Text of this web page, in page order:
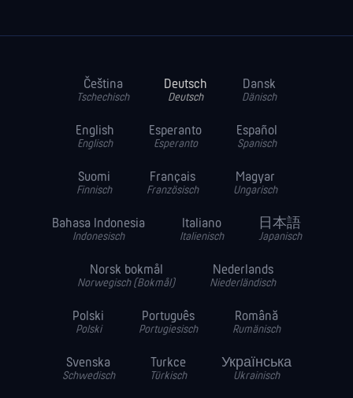
Čeština
Tschechisch
Deutsch
Deutsch
Dansk
Dänisch
English
Englisch
Esperanto
Esperanto
Español
Spanisch
Suomi
Finnisch
Français
Französisch
Magyar
Ungarisch
Bahasa Indonesia
Indonesisch
Italiano
Italienisch
日本語
Japanisch
Norsk bokmål
Norwegisch (Bokmål)
Nederlands
Niederländisch
Polski
Polski
Português
Portugiesisch
Română
Rumänisch
Svenska
Schwedisch
Turkce
Türkisch
Українська
Ukrainisch